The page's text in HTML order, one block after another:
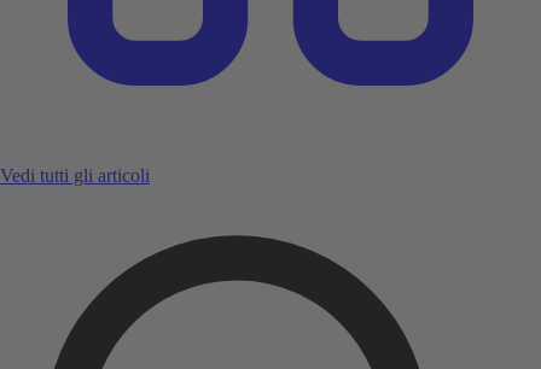
Vedi tutti gli articoli